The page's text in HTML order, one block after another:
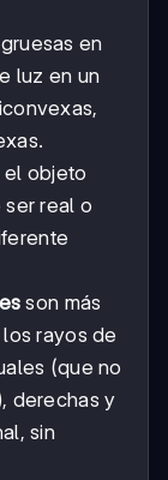
en
luz en un
objeto
real o
son más
rayos de
(que no
derechas y
sin